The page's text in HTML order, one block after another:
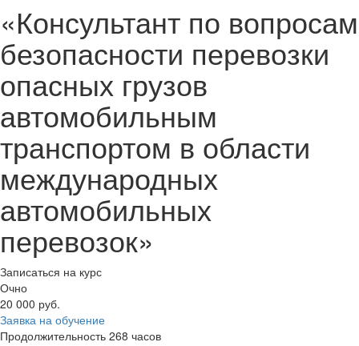
«Консультант по вопросам
безопасности перевозки
опасных грузов
автомобильным
транспортом в области
международных
автомобильных
перевозок»
Записаться на курс
Очно
20 000 руб.
Заявка на обучение
Продолжительность 268 часов